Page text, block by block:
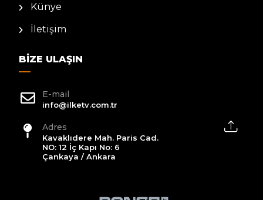
Künye
İletişim
BIZE ULAŞIN
E-mail
info@ilketv.com.tr
Adres
Kavaklıdere Mah. Paris Cad.
NO: 12 İç Kapı No: 6
Çankaya / Ankara